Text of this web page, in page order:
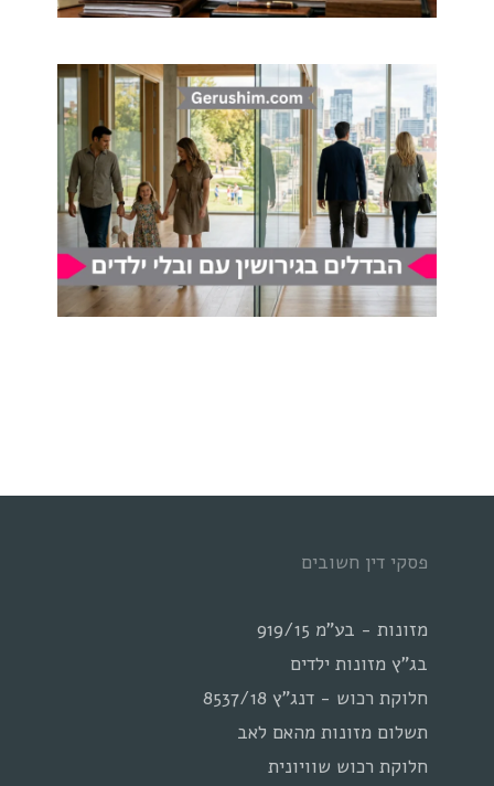
פסקי דין חשובים
מזונות - בע"מ 919/15
בג"ץ מזונות ילדים
חלוקת רכוש - דנג"ץ 8537/18
תשלום מזונות מהאם לאב
חלוקת רכוש שוויונית